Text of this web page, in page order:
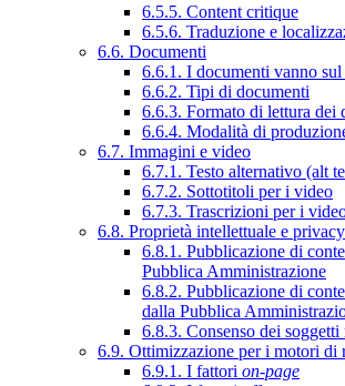
6.5.5. Content critique
6.5.6. Traduzione e
6.6. Documenti
6.6.1. I documenti vanno
6.6.2. Tipi di documenti
6.6.3. Formato di lettura dei
6.6.4. Modalità di
6.7. Immagini e video
6.7.1. Testo alternativo (alt
6.7.2. Sottotitoli per i video
6.7.3. Trascrizioni per i
6.8. Proprietà intellettuale e privacy
6.8.1. Pubblicazione di
Pubblica Amministrazione
6.8.2. Pubblicazione di
dalla Pubblica
6.8.3. Consenso dei soggetti
6.9. Ottimizzazione per i motori di
6.9.1. I fattori on-page